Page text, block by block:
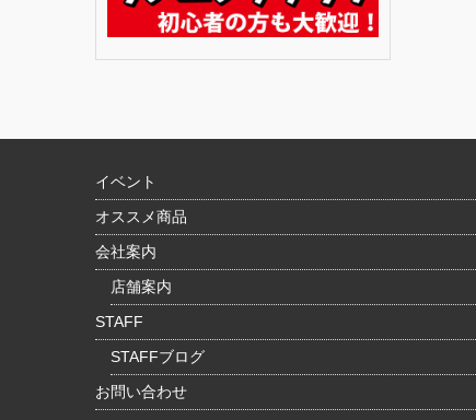
イベント
オススメ商品
会社案内
店舗案内
STAFF
STAFFブログ
お問い合わせ